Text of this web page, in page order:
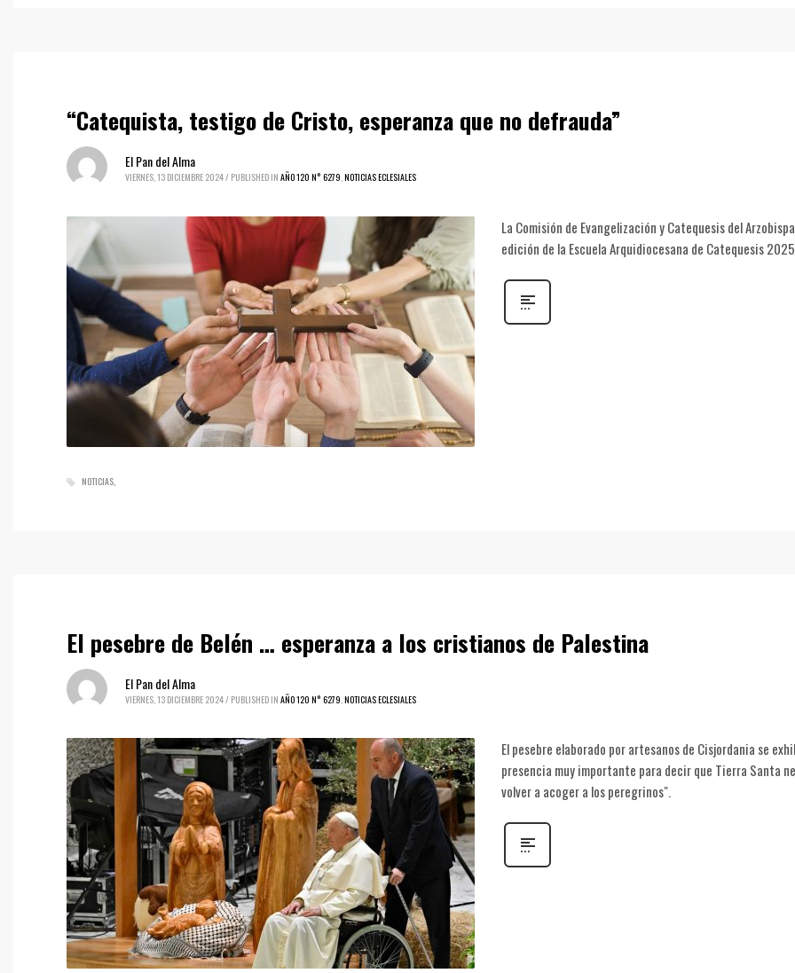
“Catequista, testigo de Cristo, esperanza que no defrauda”
El Pan del Alma
VIERNES, 13 DICIEMBRE 2024/ PUBLISHED IN AÑO 120 N° 6279,NOTICIAS ECLESIALES
La Comisión de Evangelización y Catequesis del
edición de la Escuela Arquidiocesana de Catequesis
NOTICIAS
El pesebre de Belén … esperanza a los cristianos de Palestina
El Pan del Alma
VIERNES, 13 DICIEMBRE 2024/ PUBLISHED IN AÑO 120 N° 6279 NOTICIAS ECLESIALES
El pesebre elaborado por artesanos de Cisjordania se
presencia muy importante para decir que Tierra Santa
volver a acoger a los peregrinos".